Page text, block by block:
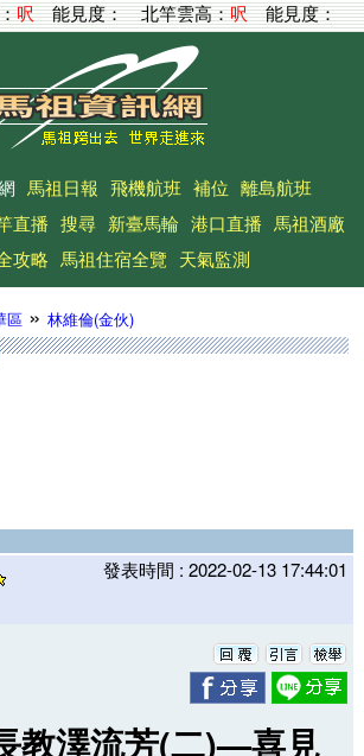
呎能見度：北竿雲高：呎能見度：
馬祖日報 飛機航班 補位 離島航班
直播 搜尋 新臺馬輪 港口直播 馬祖酒廠
攻略 馬祖住宿全覽 天氣監測
區» 林維倫(金伙)
發表時間 : 2022-02-13 17:44:01
教澤流芳(二)—喜見